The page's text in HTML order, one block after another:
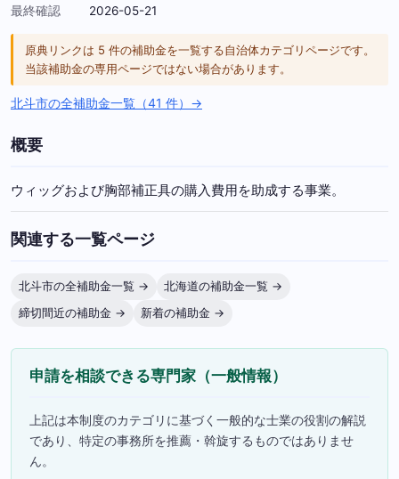
最終確認
2026-05-21
原典リンクは 5 件の補助金を一覧する自治体カテゴリページです。
当該補助金の専用ページではない場合があります。
北斗市の全補助金一覧（41 件）→
概要
ウィッグおよび胸部補正具の購入費用を助成する事業。
関連する一覧ページ
北斗市の全補助金一覧 →
北海道の補助金一覧 →
締切間近の補助金 →
新着の補助金 →
申請を相談できる専門家（一般情報）
上記は本制度のカテゴリに基づく一般的な士業の役割の解説
であり、特定の事務所を推薦・斡旋するものではありませ
ん。